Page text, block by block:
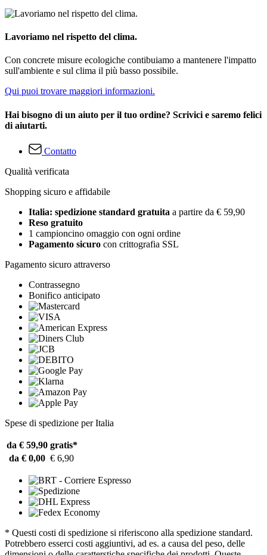
Lavoriamo nel rispetto del clima.
Con concrete misure ecologiche contibuiamo a mantenere l'impatto
sull'ambiente e sul clima il più basso possibile.
Qui puoi trovare maggiori informazioni.
Hai bisogno di un aiuto per il tuo ordine? Scrivici e saremo felici
di aiutarti.
Contatto
Qualità verificata
Shopping sicuro e affidabile
Italia: spedizione standard gratuita a partire da € 59,90
Reso gratuito
1 campioncino omaggio con ogni ordine
Pagamento sicuro con crittografia SSL
Pagamento sicuro attraverso
Contrassegno
Bonifico anticipato
Spese di spedizione per Italia
da € 59,90 gratis*
da € 0,00 € 6,90
* Questi costi di spedizione si riferiscono alla spedizione standard.
Potrebbero esserci costi aggiuntivi, ad es. a causa del peso, delle